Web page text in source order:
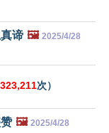
谛 🖼️ 2025/4/28
323,211次）
🖼️ 2025/4/28